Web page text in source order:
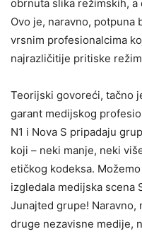
obrnuta slika režimskih, a
Ovo je, naravno, potpuna
vrsnim profesionalcima
najrazličitije pritiske
Teorijski govoreći, tačno
garant medijskog
N1 i Nova S pripadaju
koji – neki manje, neki
etičkog kodeksa.
izgledala medijska scena
Junajted grupe! Naravno,
druge nezavisne medije,